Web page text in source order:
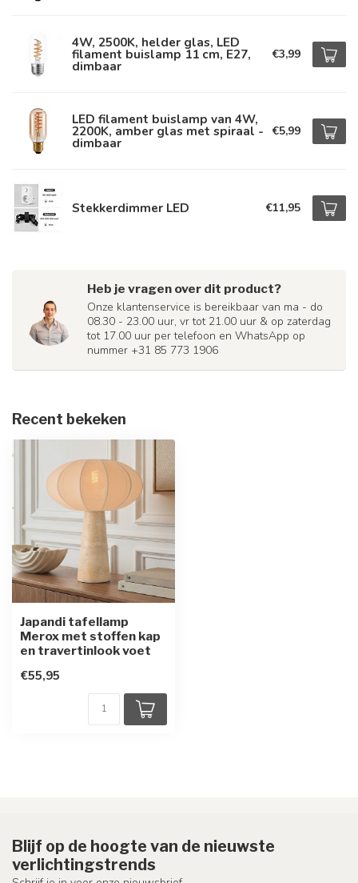
4W, 2500K, helder glas, LED
filament buislamp 11 cm, E27,
dimbaar
€3,99
LED filament buislamp van 4W,
2200K, amber glas met spiraal -
dimbaar
€5,99
Stekkerdimmer LED €11,95
Heb je vragen over dit product?
Onze klantenservice is bereikbaar van ma - do
08.30 - 23.00 uur, vr tot 21.00 uur & op zaterdag
tot 17.00 uur per telefoon en WhatsApp op
nummer +31 85 773 1906
Recent bekeken
Japandi tafellamp
Merox met stoffen kap
en travertinlook voet
€55,95
Blijf op de hoogte van de nieuwste
verlichtingstrends